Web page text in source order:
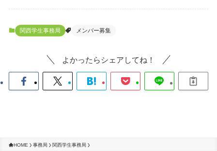
関西学生事務局 メンバー募集
よかったらシェアしてね！
HOME 事務局 関西学生事務局